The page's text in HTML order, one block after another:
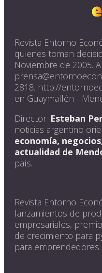
Revista Entorno
quienes toman
Noviembre de 2005.
2818. http://
en Guaymallén -
Director: Esteban
noticias argentino
economía,
actualidad de
país.
Revista Entorno
lanzamientos de
empresariales,
de crecimiento para
para emprendedores.